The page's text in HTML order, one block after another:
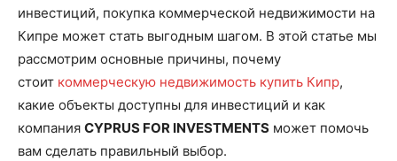
инвестиций, покупка коммерческой недвижимости на
Кипре может стать выгодным шагом. В этой статье мы
рассмотрим основные причины, почему
стоит коммерческую недвижимость купить Кипр,
какие объекты доступны для инвестиций и как
компания CYPRUS FOR INVESTMENTS может помочь
вам сделать правильный выбор.